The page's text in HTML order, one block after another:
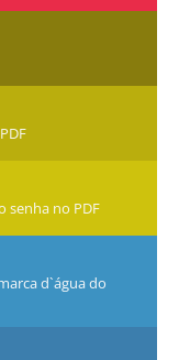
senha no PDF
d`água do